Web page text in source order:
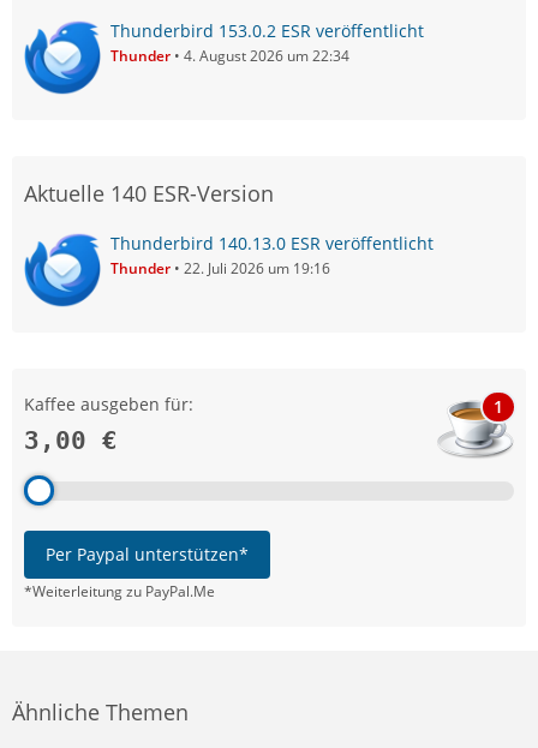
Thunderbird 153.0.2 ESR veröffentlicht
Thunder 4. August 2026 um 22:34
Aktuelle 140 ESR-Version
Thunderbird 140.13.0 ESR veröffentlicht
Thunder 22. Juli 2026 um 19:16
Kaffee ausgeben für:
3,00 €
1
Per Paypal unterstützen*
*Weiterleitung zu PayPal.Me
Ähnliche Themen